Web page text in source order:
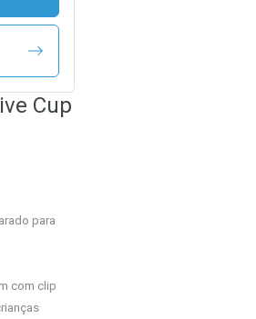
Cup
para
com clip